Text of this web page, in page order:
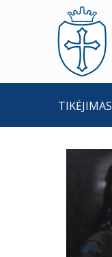
TIKĖJIMAS